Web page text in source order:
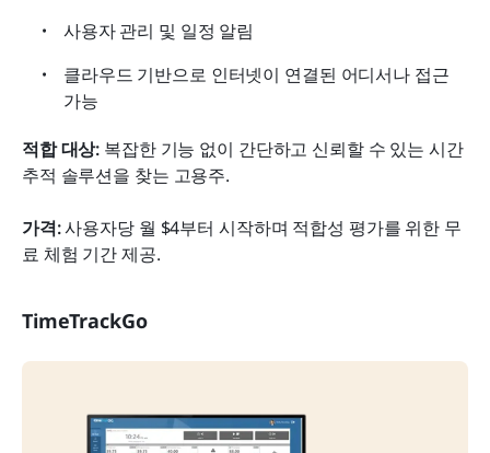
사용자 관리 및 일정 알림
클라우드 기반으로 인터넷이 연결된 어디서나 접근
가능
적합 대상: 복잡한 기능 없이 간단하고 신뢰할 수 있는 시간
추적 솔루션을 찾는 고용주.
가격: 사용자당 월 $4부터 시작하며 적합성 평가를 위한 무
료 체험 기간 제공.
TimeTrackGo